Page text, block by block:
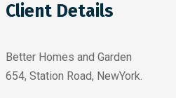
Client Details
Better Homes and Garden
654, Station Road, NewYork.